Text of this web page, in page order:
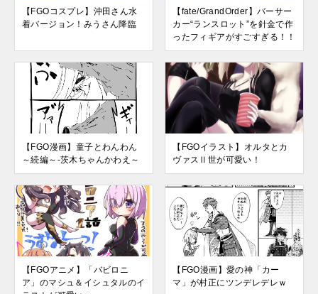
【FGOコスプレ】沖田さん水
着バージョン！みうさん降臨
【fate/GrandOrder】バーサー
カー“ランスロット”を針金で作
ったフィギアがすごすぎる！！
【FGO漫画】童子とわんわん
～続編～-茨木ちゃんかわえ～
【FGOイラスト】オルタとカ
ヴァスⅡ世が可愛い！
【FGOアニメ】「バビロニ
ア」のマシュ＆イシュタルのイ
【FGO漫画】愛の神「カー
マ」が村正にツンデレデレｗ